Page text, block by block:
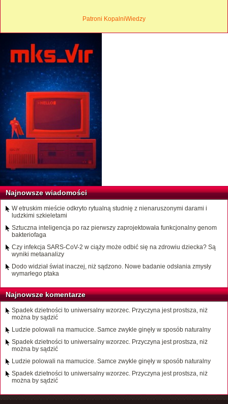
Patroni KopalniWiedzy
Najnowsze wiadomości
W etruskim mieście odkryto rytualną studnię z nienaruszonymi darami i
ludzkimi szkieletami
Sztuczna inteligencja po raz pierwszy zaprojektowała funkcjonalny genom
bakteriofaga
Czy infekcja SARS-CoV-2 w ciąży może odbić się na zdrowiu dziecka? Są
wyniki metaanalizy
Dodo widział świat inaczej, niż sądzono. Nowe badanie odsłania zmysły
wymarłego ptaka
Najnowsze komentarze
Spadek dzietności to uniwersalny wzorzec. Przyczyna jest prostsza, niż
można by sądzić
Ludzie polowali na mamucice. Samce zwykle ginęły w sposób naturalny
Spadek dzietności to uniwersalny wzorzec. Przyczyna jest prostsza, niż
można by sądzić
Ludzie polowali na mamucice. Samce zwykle ginęły w sposób naturalny
Spadek dzietności to uniwersalny wzorzec. Przyczyna jest prostsza, niż
można by sądzić